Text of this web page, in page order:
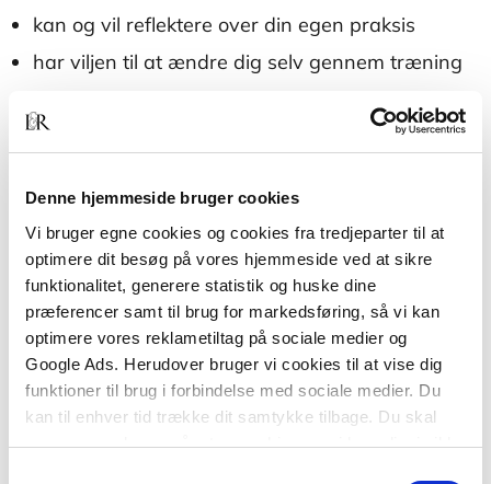
Denne hjemmeside bruger cookies
Vi bruger egne cookies og cookies fra tredjeparter til at
optimere dit besøg på vores hjemmeside ved at sikre
funktionalitet, generere statistik og huske dine
præferencer samt til brug for markedsføring, så vi kan
optimere vores reklametiltag på sociale medier og
Google Ads. Herudover bruger vi cookies til at vise dig
funktioner til brug i forbindelse med sociale medier. Du
kan til enhver tid trække dit samtykke tilbage. Du skal
være opmærksom på, at vores hjemmeside muligvis ikke
kan og vil reflektere over din egen praksis
har viljen til at ændre dig selv gennem træning
Refleksiv ledelse – se dig selv udefragør op med
viser, hvordan ledelsesfaget kan hente inspiration
fra fagområder, fx proceskonsultation, teater,
sport, psykologi og ingeniørvidenskab. Bogen er
en brugsbog spækket med praktisk inspiration,
cases og øvelser.